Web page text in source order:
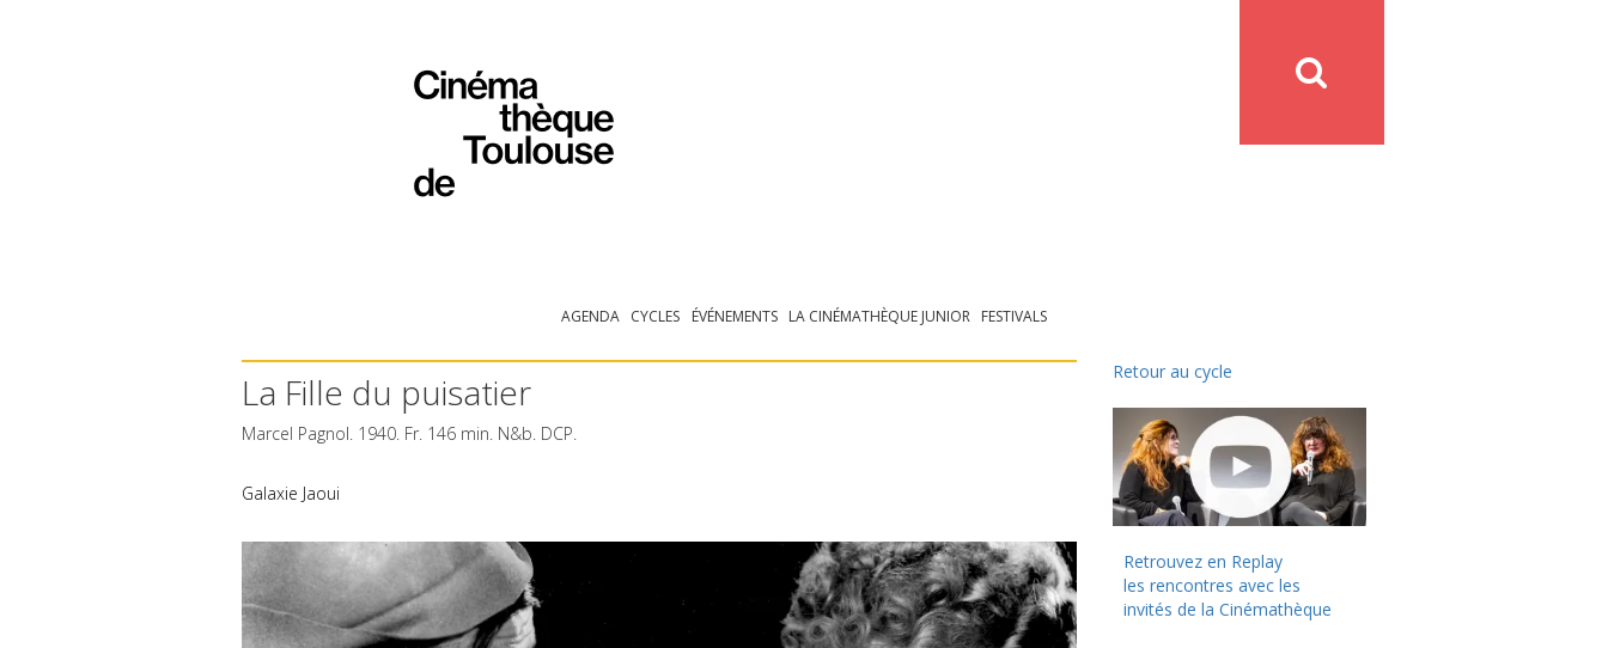
AGENDA CYCLES ÉVÉNEMENTS LA CINÉMATHÈQUE JUNIOR FESTIVALS
La Fille du puisatier
Marcel Pagnol. 1940. Fr. 146 min. N&b. DCP.
Galaxie Jaoui
Retour au cycle
Retrouvez en Replay
les rencontres avec les
invités de la Cinémathèque